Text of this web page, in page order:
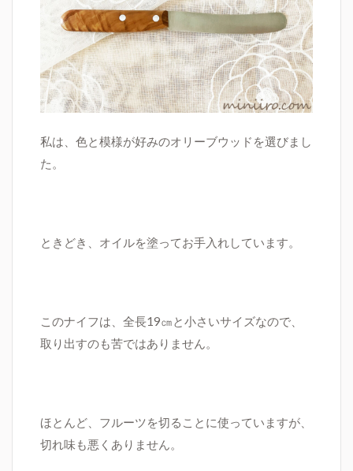
私は、色と模様が好みのオリーブウッドを選びまし
た。
ときどき、オイルを塗ってお手入れしています。
このナイフは、全長19㎝と小さいサイズなので、
取り出すのも苦ではありません。
ほとんど、フルーツを切ることに使っていますが、
切れ味も悪くありません。